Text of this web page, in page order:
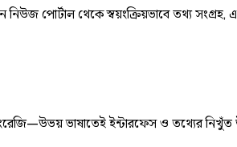
নিউজ পোর্টাল থেকে স্বয়ংক্রিয়ভাবে তথ্য
ভাষাতেই ইন্টারফেস ও তথ্যের নিখুঁত